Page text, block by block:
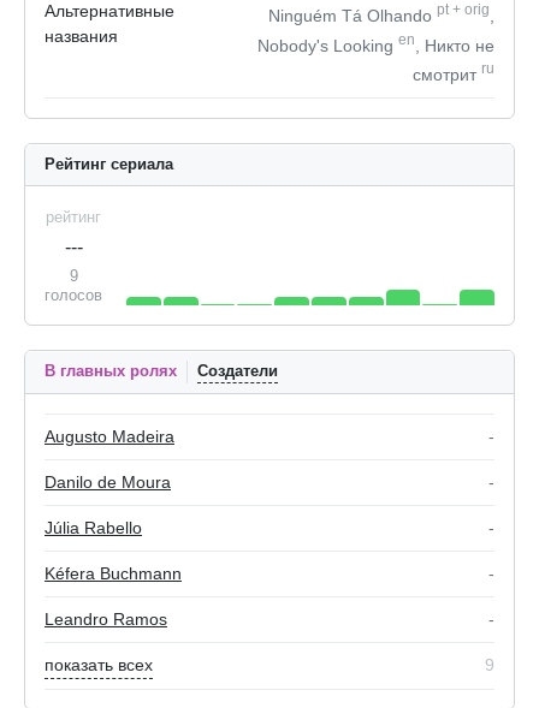
Альтернативные
названия
Ninguém Tá Olhando pt + orig
Nobody's Looking en
, Никто не
смотрит ru
Рейтинг сериала
рейтинг
---
9
голосов
В главных ролях Создатели
Augusto Madeira -
Danilo de Moura -
Júlia Rabello -
Kéfera Buchmann -
Leandro Ramos -
показать всех 9